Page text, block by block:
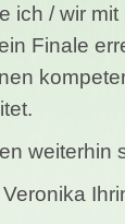
ich / wir
Finale
weiterhin